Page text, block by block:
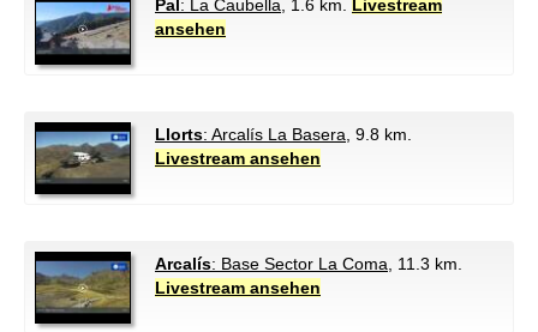
Pal: La Caubella , 1.6 km. Livestream
ansehen
Llorts: Arcalís La Basera , 9.8 km.
Livestream ansehen
Arcalís: Base Sector La Coma , 11.3 km.
Livestream ansehen